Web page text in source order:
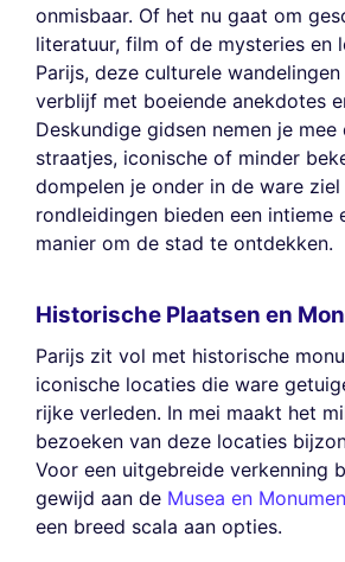
onmisbaar. Of het nu gaat om
literatuur, film of de mysteries en
Parijs, deze culturele
verblijf met boeiende anekdotes
Deskundige gidsen nemen je
straatjes, iconische of minder
dompelen je onder in de ware ziel
rondleidingen bieden een intieme
manier om de stad te ontdekken.
Historische Plaatsen en
Parijs zit vol met historische
iconische locaties die ware
rijke verleden. In mei maakt het
bezoeken van deze locaties
Voor een uitgebreide verkenning
gewijd aan de Musea en
een breed scala aan opties.